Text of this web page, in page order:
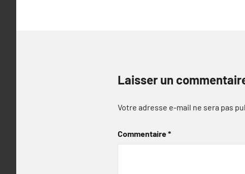
Laisser un
Votre adresse e-mail ne sera pas
Commentaire*